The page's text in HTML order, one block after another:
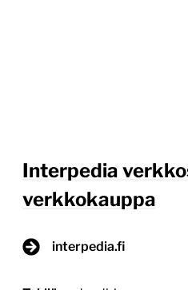
Interpedia
verkkokauppa
interpedia.fi